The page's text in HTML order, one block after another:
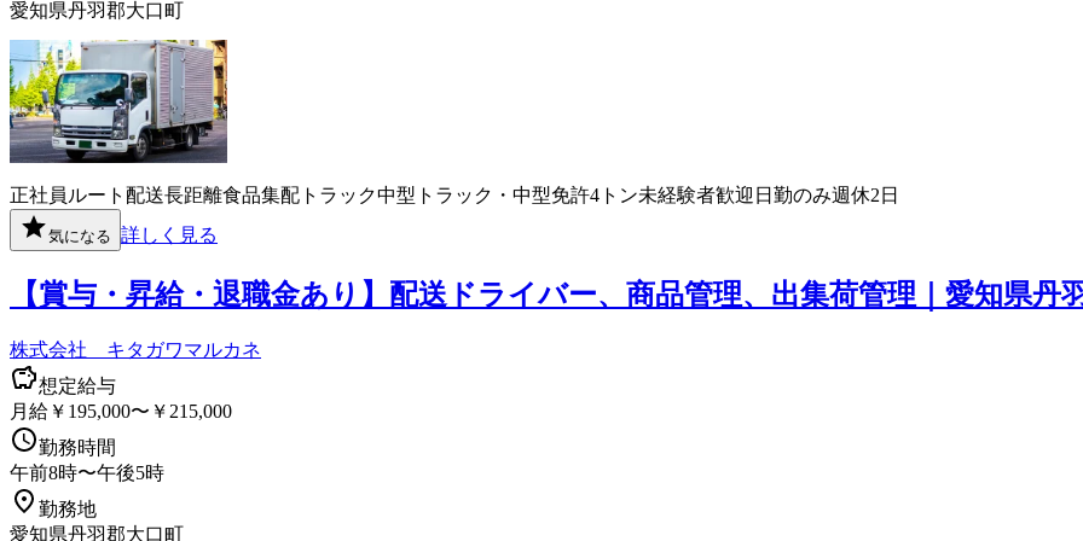
愛知県丹羽郡大口町
正社員 ルート配送長距離食品集配 トラック中型トラック・中型免許4トン未経験者歓迎 日勤のみ週休2日
気になる 詳しく見る
【賞与・昇給・退職金あり】配送ドライバー、商品管理、出集荷管理｜愛知県丹
株式会社 キタガワマルカネ
想定給与
月給￥195,000〜￥215,000
勤務時間
午前8時〜午後5時
勤務地
愛知県丹羽郡大口町